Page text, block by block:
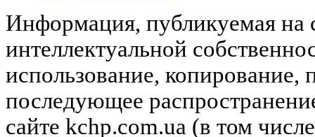
Информация, публикуемая на
интеллектуальной
использование, копирование,
последующее
сайте kchp.com.ua (в том